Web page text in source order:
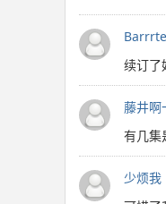
续订了
藤井啊
有几集
少烦我